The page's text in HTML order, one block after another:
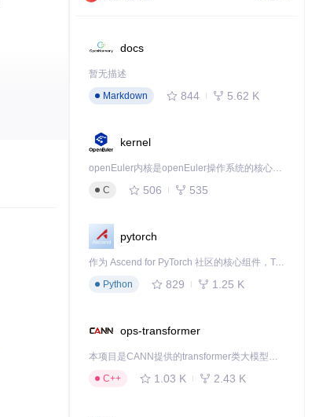
docs
暂无描述
Markdown
844 5.62 K
kernel
openEuler内核是openEuler操作系统的核心，既是系统性能与稳定性的基石，也是连接处理器、设备与服务的桥梁。
C
506 535
pytorch
作为 Ascend for PyTorch 社区的核心组件，TorchNPU 是昇腾专为 PyTorch 打造的深度学习适配插件，使 PyTorch 框架能够直接调用昇腾 NPU，为开发者提供昇腾 AI 处理器的超强算力。
Python
829 1.25 K
ops-transformer
本项目是CANN提供的transformer类大模型算子库，实现网络在NPU上加速计算。
C++
1.03 K 2.43 K